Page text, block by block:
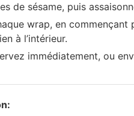
de sésame, puis
wrap, en
à l’intérieur.
immédiatement, ou